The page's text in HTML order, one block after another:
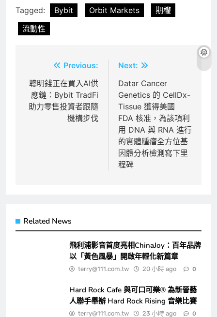
Tagged: Bybit Orbit Markets
期權
流動性
章
導
Previous:
聰明錢正在買入AI供
應鏈：Bybit TradFi
助力零售投資者跟隨
機構步伐
Next:
Datar Cancer
Genetics 的 CellDx-
Tissue 獲得美國
FDA 核准，為該項利
用 DNA 與 RNA 進行
的實體腫瘤全方位基
因體分析檢測寫下里
程碑
Related News
飛利浦影音首度亮相ChinaJoy：百年品牌
以「黃色風暴」開啟年輕化新篇章
terry@111.com.tw 20 小時 ago 0
Hard Rock Cafe 與可口可樂® 為新晉藝
人聯手舉辦 Hard Rock Rising 音樂比賽
terry@111.com.tw 23 小時 ago 0